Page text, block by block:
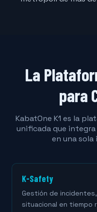
La
para
KabatOne K1 es la
unificada que
en una
K-Safety
Gestión de
situacional en tiempo